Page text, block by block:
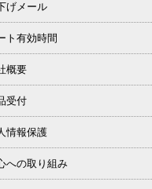
げメール
ト有効時間
概要
受付
情報保護
への取り組み